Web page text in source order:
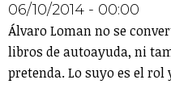
06/10/2014 - 00:00
Álvaro Loman no se
libros de autoayuda, ni
pretenda. Lo suyo es el